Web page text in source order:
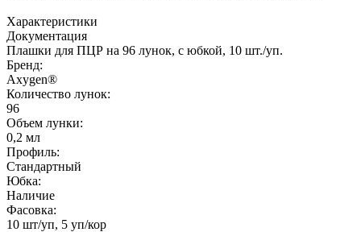
Характеристики
Документация
Плашки для ПЦР на 96 лунок, c юбкой, 10 шт./уп.
Бренд:
Axygen®
Количество лунок:
96
Объем лунки:
0,2 мл
Профиль:
Стандартный
Юбка:
Наличие
Фасовка:
10 шт/уп, 5 уп/кор